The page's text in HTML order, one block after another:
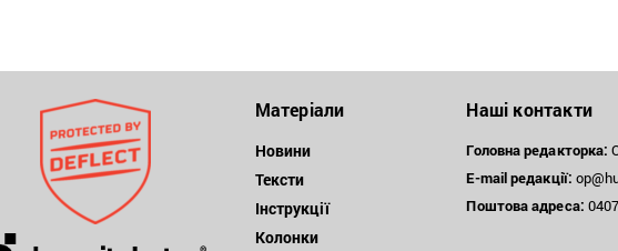
Матеріали
Новини
Тексти
Інструкції
Колонки
Наші контакти
Головна редакторка:
E-mail редакції:
Поштоваадреса: